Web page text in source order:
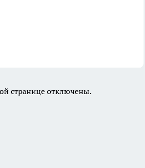
странице отключены.